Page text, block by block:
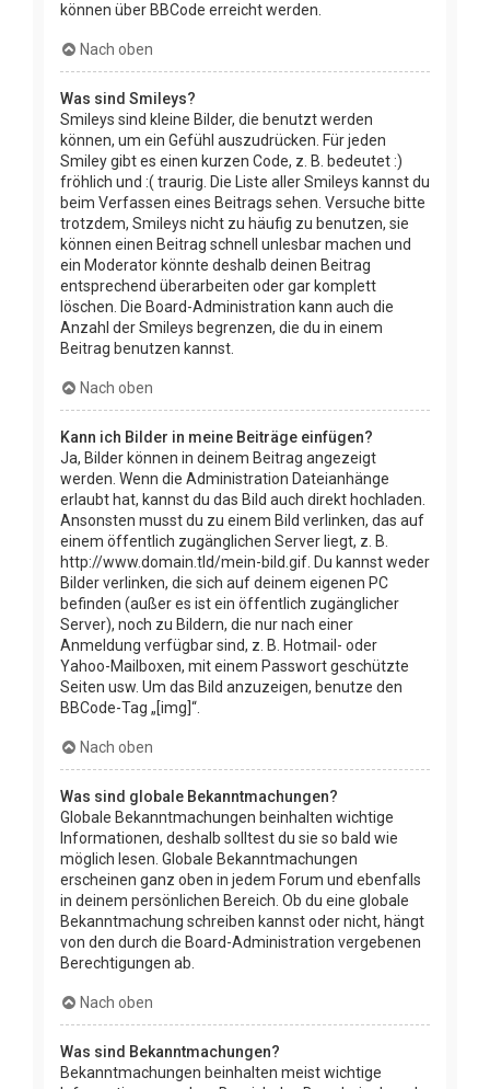
können über BBCode erreicht werden.
Nach oben
Was sind Smileys?
Smileys sind kleine Bilder, die benutzt werden
können, um ein Gefühl auszudrücken. Für jeden
Smiley gibt es einen kurzen Code, z. B. bedeutet :)
fröhlich und :( traurig. Die Liste aller Smileys kannst du
beim Verfassen eines Beitrags sehen. Versuche bitte
trotzdem, Smileys nicht zu häufig zu benutzen, sie
können einen Beitrag schnell unlesbar machen und
ein Moderator könnte deshalb deinen Beitrag
entsprechend überarbeiten oder gar komplett
löschen. Die Board-Administration kann auch die
Anzahl der Smileys begrenzen, die du in einem
Beitrag benutzen kannst.
Nach oben
Kann ich Bilder in meine Beiträge einfügen?
Ja, Bilder können in deinem Beitrag angezeigt
werden. Wenn die Administration Dateianhänge
erlaubt hat, kannst du das Bild auch direkt hochladen.
Ansonsten musst du zu einem Bild verlinken, das auf
einem öffentlich zugänglichen Server liegt, z. B.
http://www.domain.tld/mein-bild.gif. Du kannst weder
Bilder verlinken, die sich auf deinem eigenen PC
befinden (außer es ist ein öffentlich zugänglicher
Server), noch zu Bildern, die nur nach einer
Anmeldung verfügbar sind, z. B. Hotmail- oder
Yahoo-Mailboxen, mit einem Passwort geschützte
Seiten usw. Um das Bild anzuzeigen, benutze den
BBCode-Tag „[img]“.
Nach oben
Was sind globale Bekanntmachungen?
Globale Bekanntmachungen beinhalten wichtige
Informationen, deshalb solltest du sie so bald wie
möglich lesen. Globale Bekanntmachungen
erscheinen ganz oben in jedem Forum und ebenfalls
in deinem persönlichen Bereich. Ob du eine globale
Bekanntmachung schreiben kannst oder nicht, hängt
von den durch die Board-Administration vergebenen
Berechtigungen ab.
Nach oben
Was sind Bekanntmachungen?
Bekanntmachungen beinhalten meist wichtige